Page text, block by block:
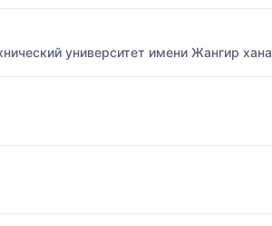
университет имени Жангир хана